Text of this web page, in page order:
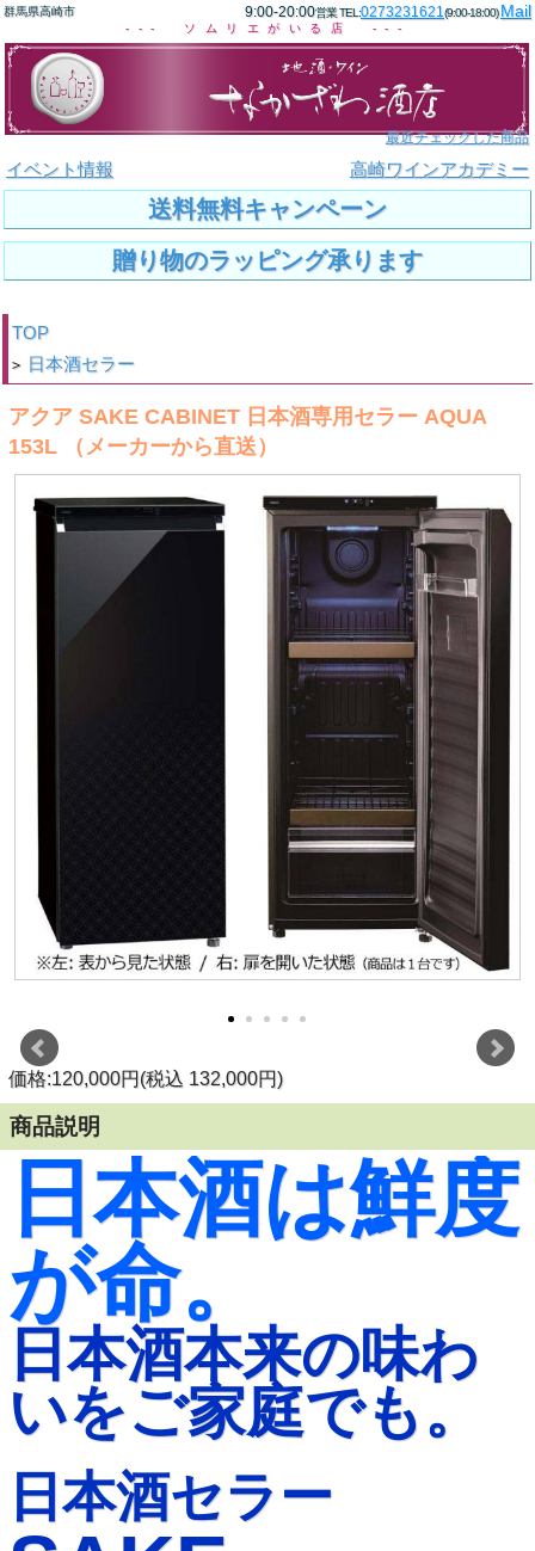
群馬県高崎市 9:00-20:00営業 TEL:0273231621(9:00-18:00)Mail
--- ソムリエがいる店 ---
最近チェックした商品
イベント情報 高崎ワインアカデミー
送料無料キャンペーン
贈り物のラッピング承ります
TOP
> 日本酒セラー
アクア SAKE CABINET 日本酒専用セラー AQUA
153L （メーカーから直送）
価格:120,000円(税込 132,000円)
商品説明
日本酒は鮮度
が命。
日本酒本来の味わ
いをご家庭でも。
日本酒セラー